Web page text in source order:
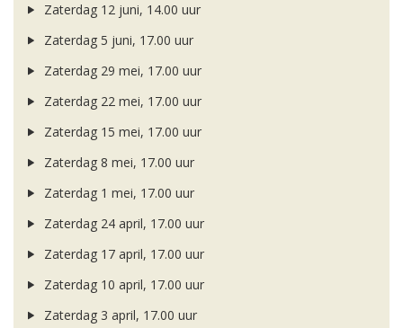
Zaterdag 12 juni, 14.00 uur
Zaterdag 5 juni, 17.00 uur
Zaterdag 29 mei, 17.00 uur
Zaterdag 22 mei, 17.00 uur
Zaterdag 15 mei, 17.00 uur
Zaterdag 8 mei, 17.00 uur
Zaterdag 1 mei, 17.00 uur
Zaterdag 24 april, 17.00 uur
Zaterdag 17 april, 17.00 uur
Zaterdag 10 april, 17.00 uur
Zaterdag 3 april, 17.00 uur